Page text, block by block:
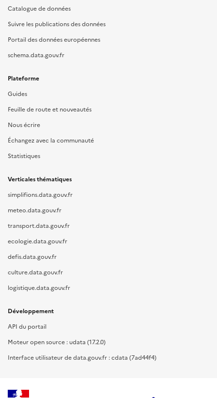
Catalogue de données
Suivre les publications des données
Portail des données européennes
schema.data.gouv.fr
Plateforme
Guides
Feuille de route et nouveautés
Nous écrire
Échangez avec la communauté
Statistiques
Verticales thématiques
simplifions.data.gouv.fr
meteo.data.gouv.fr
transport.data.gouv.fr
ecologie.data.gouv.fr
defis.data.gouv.fr
culture.data.gouv.fr
logistique.data.gouv.fr
Développement
API du portail
Moteur open source : udata (17.2.0)
Interface utilisateur de data.gouv.fr : cdata (7ad44f4)